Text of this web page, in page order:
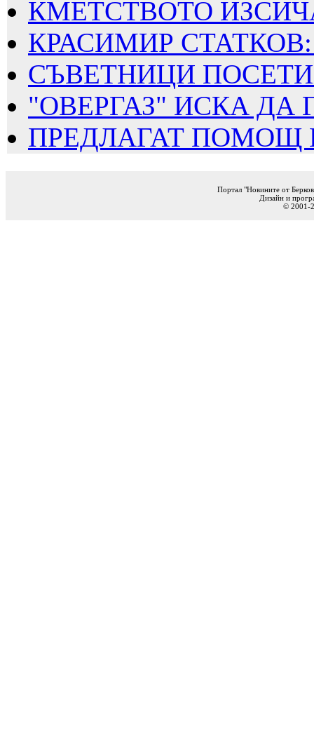
КМЕТСТВОТО
КРАСИМИР
СЪВЕТНИЦИ
"ОВЕРГАЗ" ИСКА ДА
ПРЕДЛАГАТ ПОМОЩ
Портал "Новините от
Дизайн и
© 2001-